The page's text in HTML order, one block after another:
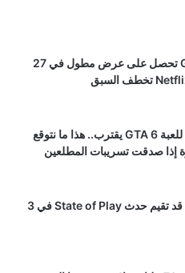
رسمياً: GTA 6 تحصل على عرض مطول في 27
العرض الثالث للعبة GTA 6 يقترب.. هذا ما نتوقع
إذا صدقت تسريبات المطلعين
شائعة: سوني قد تقيم حدث State of Play في 3